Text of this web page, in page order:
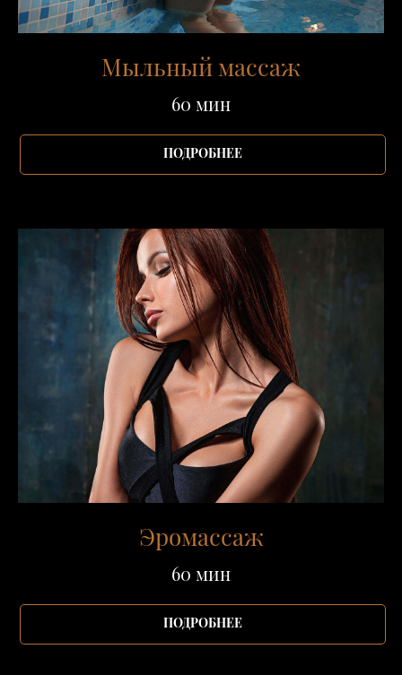
Мыльный массаж
60 мин
ПОДРОБНЕЕ
Эромассаж
60 мин
ПОДРОБНЕЕ